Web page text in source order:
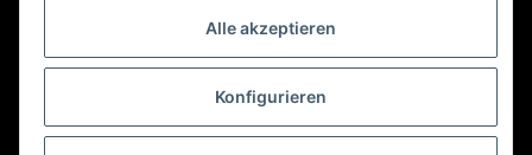
Alle akzeptieren
Konfigurieren
Gesetzliche Informationen